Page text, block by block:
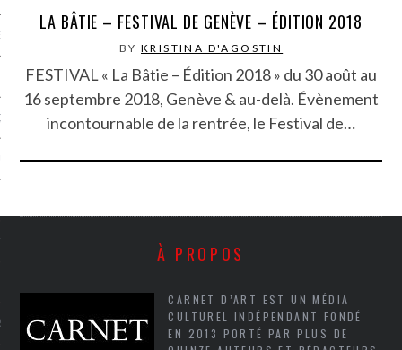
EN VOD
LA BÂTIE – FESTIVAL DE GENÈVE – ÉDITION 2018
BY KRISTINA D'AGOSTIN
FESTIVAL « La Bâtie – Édition 2018 » du 30 août au
16 septembre 2018, Genève & au-delà. Évènement
incontournable de la rentrée, le Festival de…
À PROPOS
CARNET D’ART EST UN MÉDIA
CULTUREL INDÉPENDANT FONDÉ
EN 2013 PORTÉ PAR PLUS DE